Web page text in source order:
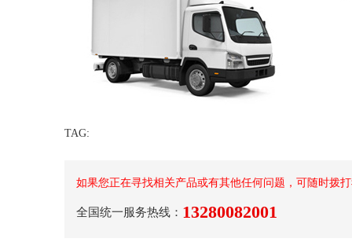
TAG:
如果您正在寻找相关产品或有其他任何问题，可随时拨
全国统一服务热线： 13280082001